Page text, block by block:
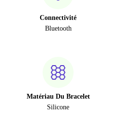
Connectivité
Bluetooth
Matériau Du Bracelet
Silicone